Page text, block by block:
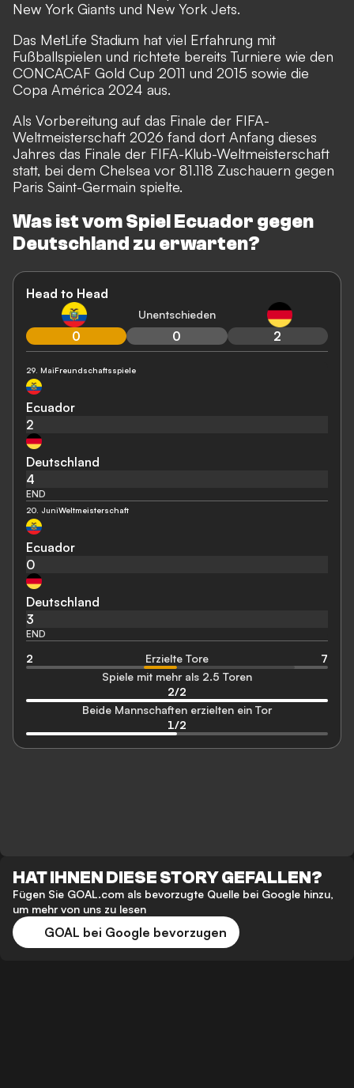
New York Giants und New York Jets.
Das MetLife Stadium hat viel Erfahrung mit
Fußballspielen und richtete bereits Turniere wie den
CONCACAF Gold Cup 2011 und 2015 sowie die
Copa América 2024 aus.
Als Vorbereitung auf das Finale der FIFA-
Weltmeisterschaft 2026 fand dort Anfang dieses
Jahres das Finale der FIFA-Klub-Weltmeisterschaft
statt, bei dem Chelsea vor 81.118 Zuschauern gegen
Paris Saint-Germain spielte.
Was ist vom Spiel Ecuador gegen
Deutschland zu erwarten?
Head to Head
Unentschieden
0 0 2
29. MaiFreundschaftsspiele
Ecuador
2
Deutschland
4
END
20. JuniWeltmeisterschaft
Ecuador
0
Deutschland
3
END
2 Erzielte Tore
7
Spiele mit mehr als 2.5 Toren
2/2
Beide Mannschaften erzielten ein Tor
1/2
HAT IHNEN DIESE STORY GEFALLEN?
Fügen Sie GOAL.com als bevorzugte Quelle bei Google hinzu,
um mehr von uns zu lesen
GOAL bei Google bevorzugen